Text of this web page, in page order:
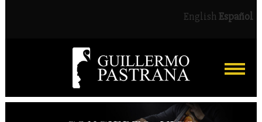
English Español